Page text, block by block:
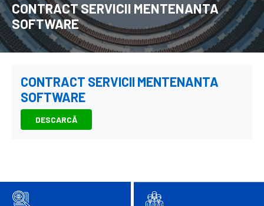
CONTRACT SERVICII MENTENANTA
SOFTWARE
CONTRACT SERVICII MENTENANTA
SOFTWARE
DESCARCĂ